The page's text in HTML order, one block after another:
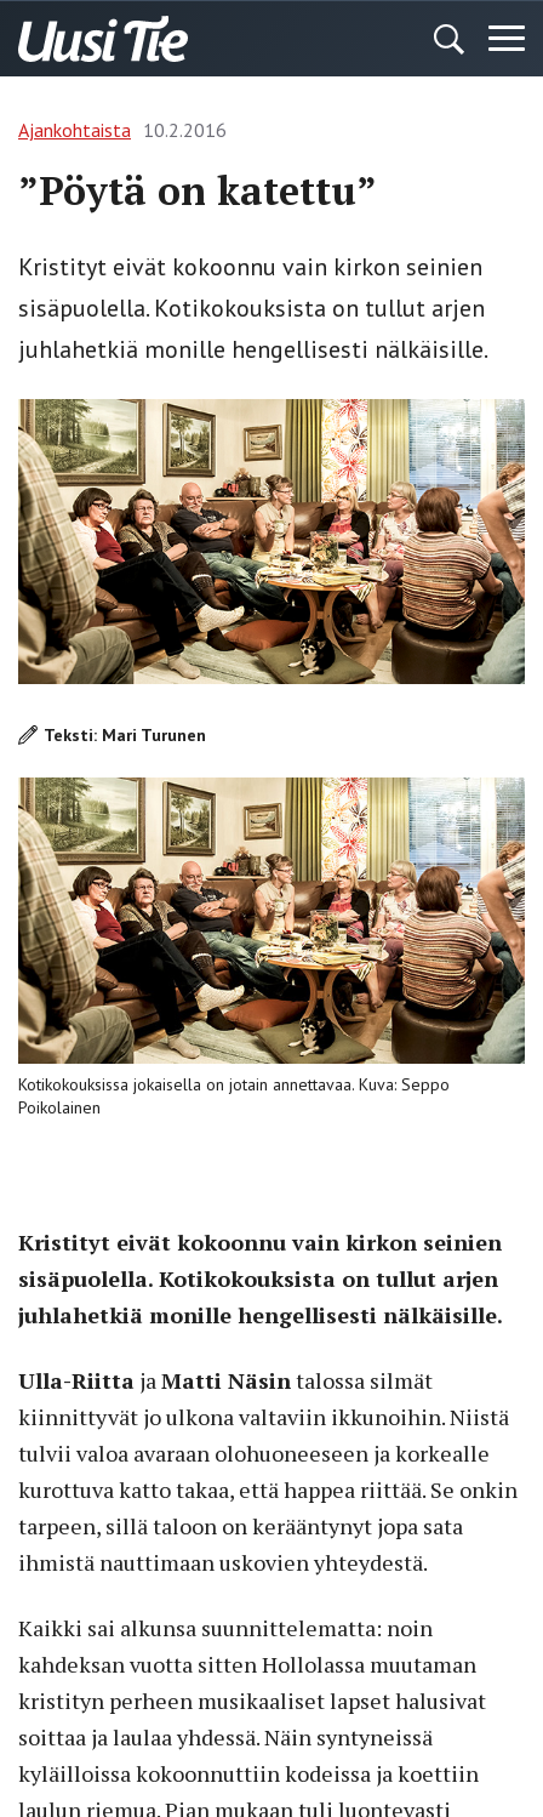
Ajankohtaista 10.2.2016
”Pöytä on katettu”
Kristityt eivät kokoonnu vain kirkon seinien
sisäpuolella. Kotikokouksista on tullut arjen
juhlahetkiä monille hengellisesti nälkäisille.
Teksti: Mari Turunen
Kotikokouksissa jokaisella on jotain annettavaa. Kuva: Seppo
Poikolainen
Kristityt eivät kokoonnu vain kirkon seinien
sisäpuolella. Kotikokouksista on tullut arjen
juhlahetkiä monille hengellisesti nälkäisille.
Ulla-Riitta ja Matti Näsin talossa silmät
kiinnittyvät jo ulkona valtaviin ikkunoihin. Niistä
tulvii valoa avaraan olohuoneeseen ja korkealle
kurottuva katto takaa, että happea riittää. Se onkin
tarpeen, sillä taloon on kerääntynyt jopa sata
ihmistä nauttimaan uskovien yhteydestä.
Kaikki sai alkunsa suunnittelematta: noin
kahdeksan vuotta sitten Hollolassa muutaman
kristityn perheen musikaaliset lapset halusivat
soittaa ja laulaa yhdessä. Näin syntyneissä
kyläilloissa kokoonnuttiin kodeissa ja koettiin
laulun riemua. Pian mukaan tuli luontevasti